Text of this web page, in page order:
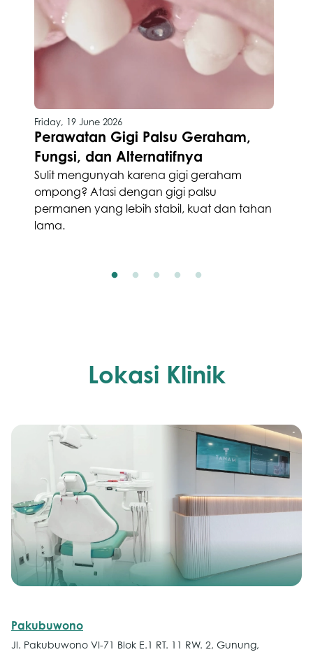
Friday, 19 June 2026
Perawatan Gigi Palsu Geraham,
Fungsi, dan Alternatifnya
Sulit mengunyah karena gigi geraham
ompong? Atasi dengan gigi palsu
permanen yang lebih stabil, kuat dan tahan
lama.
Lokasi Klinik
Pakubuwono
Jl. Pakubuwono VI-71 Blok E.1 RT. 11 RW. 2, Gunung,